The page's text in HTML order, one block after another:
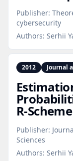
Publisher:
cybersecurity
Authors: Serhii
2012 Journal
Publisher:
Sciences
Authors: Serhii